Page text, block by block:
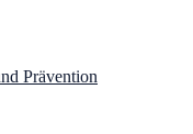
Prävention